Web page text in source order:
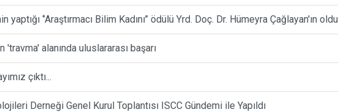
yaptığı ‘’Araştırmacı Bilim Kadını’’ ödülü Yrd. Doç. Dr. Hümeyra Çağlayan'ın oldu
alanında uluslararası başarı
çıktı...
Derneği Genel Kurul Toplantısı ISCC Gündemi ile Yapıldı